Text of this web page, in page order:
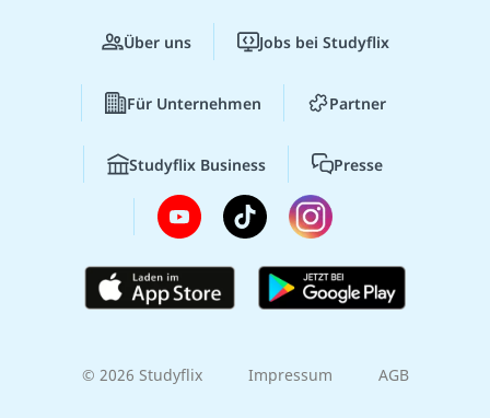
Über uns Jobs bei Studyflix
Für Unternehmen Partner
Studyflix Business Presse
© 2026 Studyflix Impressum AGB